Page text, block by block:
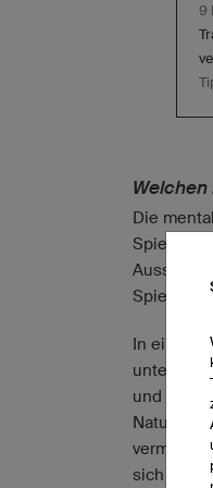
9
Die
Spieler
Spiels?
In einem
unter
und
Natur
vermehrt
sich von